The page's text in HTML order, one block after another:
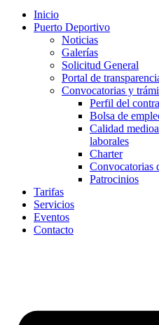
Inicio
Puerto Deportivo
Noticias
Galerías
Solicitud General
Portal de
Convocatorias y
Perfil del
Bolsa de
Calidad
laborales
Charter
Convocatorias
Patrocinios
Tarifas
Servicios
Eventos
Contacto